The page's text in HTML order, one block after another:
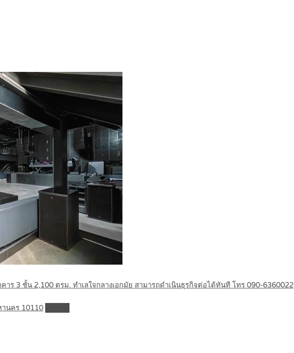
าร 3 ชั้น 2,100 ตรม. ทำเลใจกลางเอกมัย สามารถดำเนินธุรกิจต่อได้ทันที โทร 090-6360022
านคร 10110